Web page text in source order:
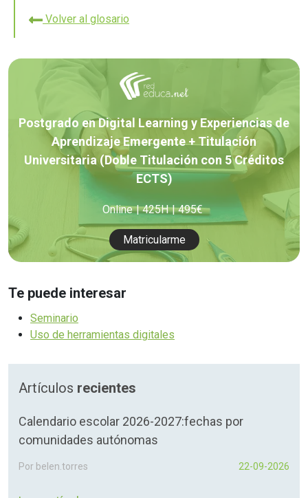
Volver al glosario
Postgrado en Digital Learning y Experiencias de
Aprendizaje Emergente + Titulación
Universitaria (Doble Titulación con 5 Créditos
ECTS)
Online 425H 495€
Matricularme
Te puede interesar
Seminario
Uso de herramientas digitales
Artículos recientes
Calendario escolar 2026-2027:fechas por
comunidades autónomas
Por belen.torres 22-09-2026